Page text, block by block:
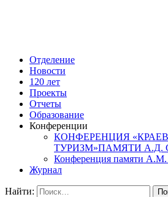
Отделение
Новости
120 лет
Проекты
Отчеты
Образование
Конференции
КОНФЕРЕНЦИЯ
ТУРИЗМ»ПАМЯТИ А.Д.
Конференция памяти А.М.
Журнал
Найти: